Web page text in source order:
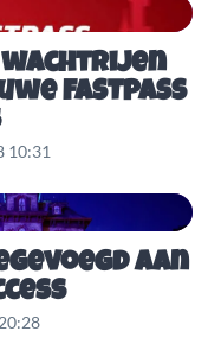
wachtrijen
FASTPASS
10:31
aan